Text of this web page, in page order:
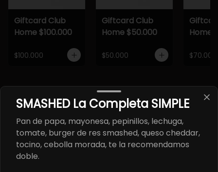
Giftcard Club
Home $100.000
$100.000
Giftcard Club
Home $50.000
$50.000
Home
$70.000
SMASHED La Completa SIMPLE
Pan de papa, mayonesa, pepinillos, lechuga,
tomate, burger de res smashed, queso cheddar,
tocino, cebolla morada, te la recomendamos
doble.